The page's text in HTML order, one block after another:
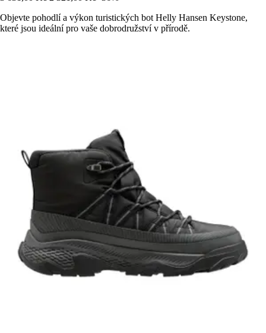
Objevte pohodlí a výkon turistických bot Helly Hansen Keystone,
které jsou ideální pro vaše dobrodružství v přírodě.